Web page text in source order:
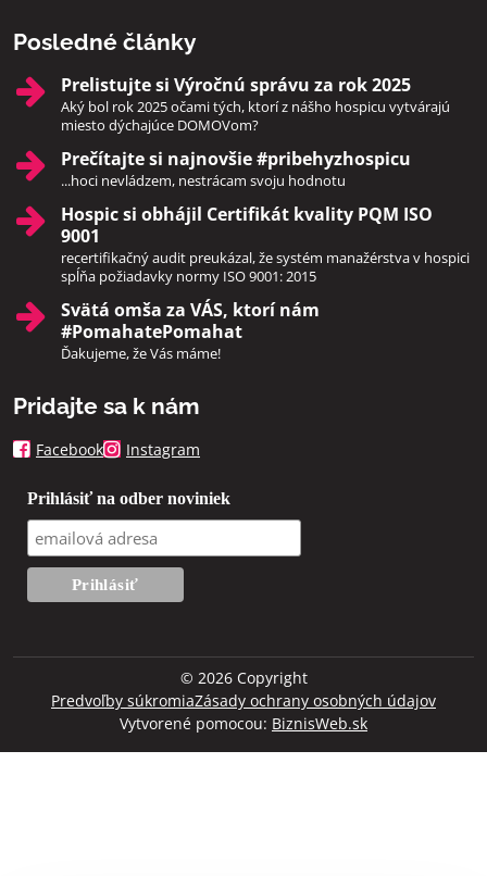
Posledné články
Prelistujte si Výročnú správu za rok 2025
Aký bol rok 2025 očami tých, ktorí z nášho hospicu vytvárajú
miesto dýchajúce DOMOVom?
Prečítajte si najnovšie #pribehyzhospicu
...hoci nevládzem, nestrácam svoju hodnotu
Hospic si obhájil Certifikát kvality PQM ISO
9001
recertifikačný audit preukázal, že systém manažérstva v hospici
spĺňa požiadavky normy ISO 9001: 2015
Svätá omša za VÁS, ktorí nám
#PomahatePomahat
Ďakujeme, že Vás máme!
Pridajte sa k nám
Facebook Instagram
Prihlásiť na odber noviniek
© 2026Copyright
Predvoľby súkromiaZásady ochrany osobných údajov
Vytvorené pomocou: BiznisWeb.sk